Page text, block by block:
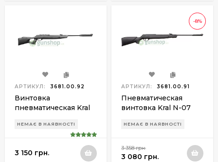
АРТИКУЛ: 3681.00.92
Винтовка
пневматическая Kral
НЕМАЄ В НАЯВНОСТІ
3 150 грн.
-8%
АРТИКУЛ: 3681.00.91
Пневматическая
винтовка Kral N-07
НЕМАЄ В НАЯВНОСТІ
3 358 грн.
3 080 грн.